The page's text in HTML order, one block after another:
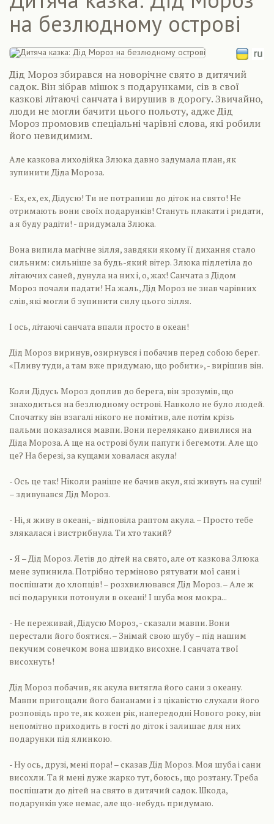
на безлюдному острові
Дід Мороз збирався на новорічне свято в дитячий
садок. Він зібрав мішок з подарунками, сів в свої
казкові літаючі санчата і вирушив в дорогу. Звичайно,
люди не могли бачити цього польоту, адже Дід
Мороз промовив спеціальні чарівні слова, які робили
його невидимим.
Але казкова лиходійка Злюка давно задумала план, як
зупинити Діда Мороза.
- Ех, ех, ех, Дідусю! Ти не потрапиш до діток на свято! Не
отримають вони своїх подарунків! Стануть плакати і ридати,
а я буду радіти! - придумала Злюка.
Вона випила магічне зілля, завдяки якому її дихання стало
сильним: сильніше за будь-який вітер. Злюка підлетіла до
літаючих саней, дунула на них і, о, жах! Санчата з Дідом
Мороз почали падати! На жаль, Дід Мороз не знав чарівних
слів, які могли б зупинити силу цього зілля.
І ось, літаючі санчата впали просто в океан!
Дід Мороз виринув, озирнувся і побачив перед собою берег.
«Пливу туди, а там вже придумаю, що робити», - вирішив він.
Коли Дідусь Мороз доплив до берега, він зрозумів, що
знаходиться на безлюдному острові. Навколо не було людей.
Спочатку він взагалі нікого не помітив, але потім крізь
пальми показалися мавпи. Вони перелякано дивилися на
Діда Мороза. А ще на острові були папуги і бегемоти. Але що
це? На березі, за кущами ховалася акула!
- Ось це так! Ніколи раніше не бачив акул, які живуть на суші!
– здивувався Дід Мороз.
- Ні, я живу в океані, - відповіла раптом акула. – Просто тебе
злякалася і вистрибнула. Ти хто такий?
- Я – Дід Мороз. Летів до дітей на свято, але от казкова Злюка
мене зупинила. Потрібно терміново рятувати мої сани і
поспішати до хлопців! – розхвилювався Дід Мороз. – Але ж
всі подарунки потонули в океані! І шуба моя мокра...
- Не переживай, Дідусю Мороз, - сказали мавпи. Вони
перестали його боятися. – Знімай свою шубу – під нашим
пекучим сонечком вона швидко висохне. І санчата твої
висохнуть!
Дід Мороз побачив, як акула витягла його сани з океану.
Мавпи пригощали його бананами і з цікавістю слухали його
розповідь про те, як кожен рік, напередодні Нового року, він
непомітно приходить в гості до діток і залишає для них
подарунки під ялинкою.
- Ну ось, друзі, мені пора! – сказав Дід Мороз. Моя шуба і сани
висохли. Та й мені дуже жарко тут, боюсь, що розтану. Треба
поспішати до дітей на свято в дитячий садок. Шкода,
подарунків уже немає, але що-небудь придумаю.